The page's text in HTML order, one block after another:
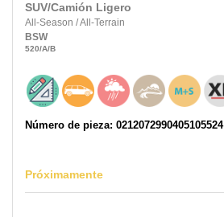
SUV/Camión Ligero
All-Season /All-Terrain
BSW
520/A/B
Número de pieza: 0212072990405105524
Próximamente